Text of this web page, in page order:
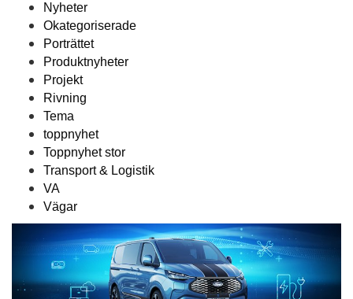
Nyheter
Okategoriserade
Porträttet
Produktnyheter
Projekt
Rivning
Tema
toppnyhet
Toppnyhet stor
Transport & Logistik
VA
Vägar